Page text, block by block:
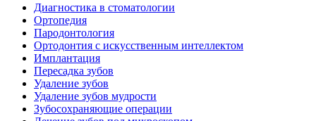
Диагностика в стоматологии
Ортопедия
Пародонтология
Ортодонтия с искусственным интеллектом
Имплантация
Пересадка зубов
Удаление зубов
Удаление зубов мудрости
Зубосохраняющие операции